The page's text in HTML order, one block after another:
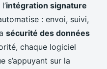
intégration signature
: envoi, suivi,
sécurité des données
chaque logiciel
s’appuyant sur la